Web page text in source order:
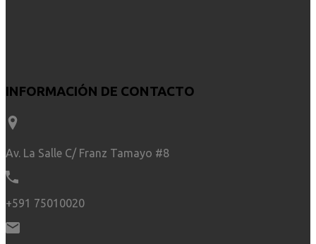
INFORMACIÓN DE CONTACTO
Av. La Salle C/ Franz Tamayo #8
+591 75010020